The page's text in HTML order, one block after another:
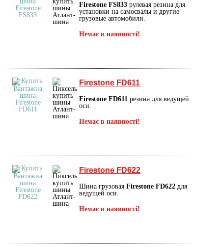
Firestone FS833 рулевая резина для
установки на самосвалы и другие
грузовые автомобили.
Немає в наявності!
Firestone FD611
Firestone FD611 резина для ведущей
оси.
Немає в наявності!
Firestone FD622
Шина грузовая Firestone FD622 для
ведущей оси.
Немає в наявності!